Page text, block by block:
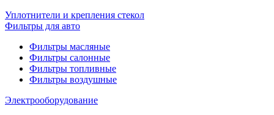
Уплотнители и крепления стекол
Фильтры для авто
Фильтры масляные
Фильтры салонные
Фильтры топливные
Фильтры воздушные
Электрооборудование